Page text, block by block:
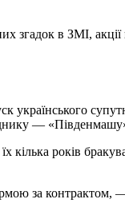
згадок в ЗМІ, акції
українського
—
років
за контрактом,